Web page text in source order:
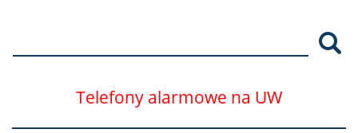
Telefony alarmowe na UW